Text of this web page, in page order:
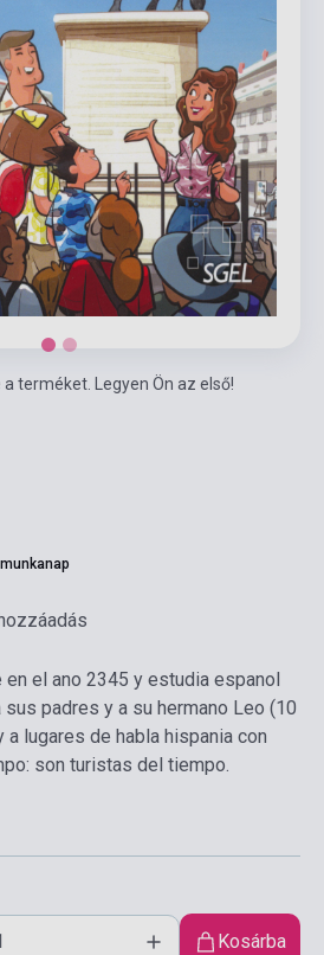
terméket. Legyen Ön az első!
el ano 2345 y estudia espanol
padres y a su hermano Leo (10
a lugares de habla hispania con
son turistas del tiempo.
Kosárba